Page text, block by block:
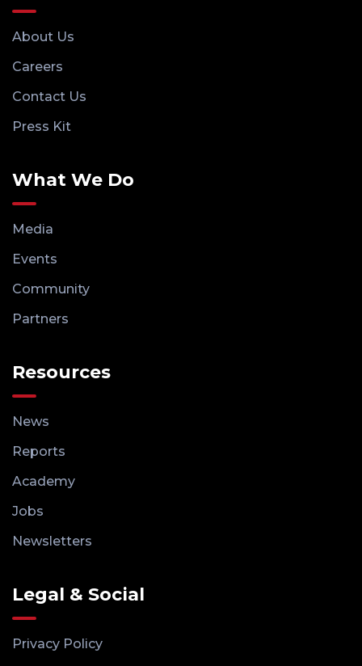
About Us
Careers
Contact Us
Press Kit
What We Do
Media
Events
Community
Partners
Resources
News
Reports
Academy
Jobs
Newsletters
Legal & Social
Privacy Policy